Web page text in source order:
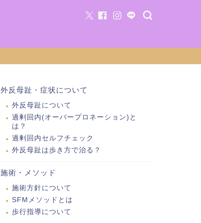
外反母趾・症状について
外反母趾について
過剰回内(オーバープロネーション)と
は？
過剰回内セルフチェック
外反母趾は歩き方で治る？
施術・メソッド
施術方針について
SFMメソッドとは
歩行指導について